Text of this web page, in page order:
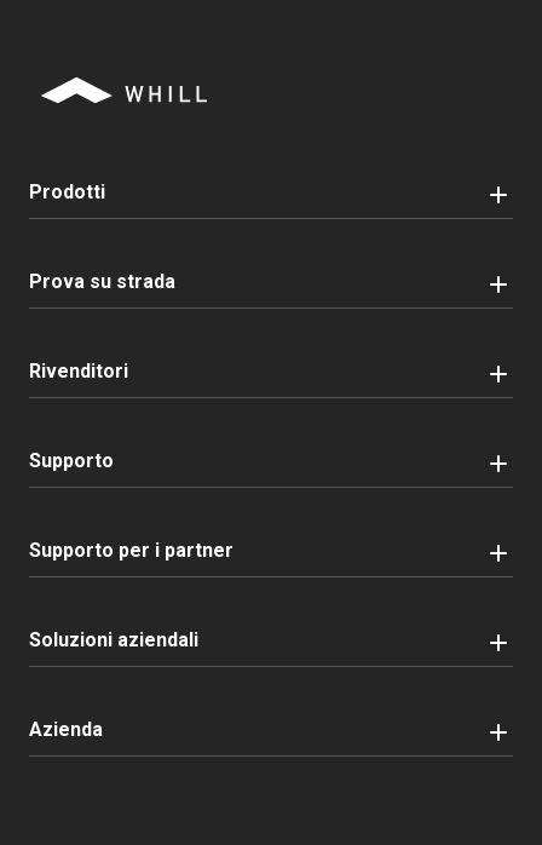
Prodotti
Prova su strada
Rivenditori
Supporto
Supporto per i partner
Soluzioni aziendali
Azienda